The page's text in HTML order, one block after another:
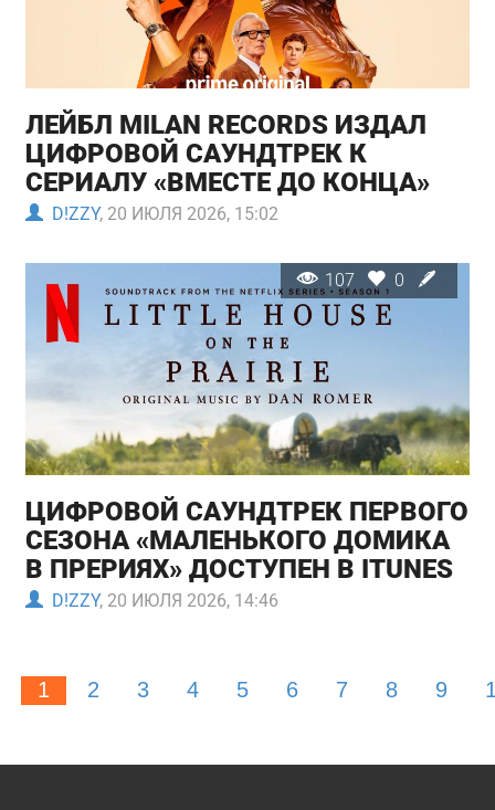
ЛЕЙБЛ MILAN RECORDS ИЗДАЛ
ЦИФРОВОЙ САУНДТРЕК К
СЕРИАЛУ «ВМЕСТЕ ДО КОНЦА»
D!ZZY, 20 ИЮЛЯ 2026, 15:02
107 0
ЦИФРОВОЙ САУНДТРЕК ПЕРВОГО
СЕЗОНА «МАЛЕНЬКОГО ДОМИКА
В ПРЕРИЯХ» ДОСТУПЕН В ITUNES
D!ZZY, 20 ИЮЛЯ 2026, 14:46
1 2 3 4 5 6 7 8 9